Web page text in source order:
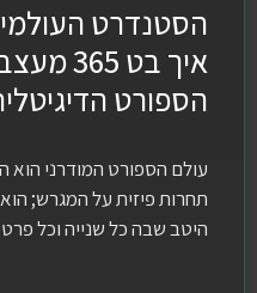
הסטנדרט
איך בט
הספורט
תחרות פיזית על המגרש;
היטב שבה כל שנייה וכל